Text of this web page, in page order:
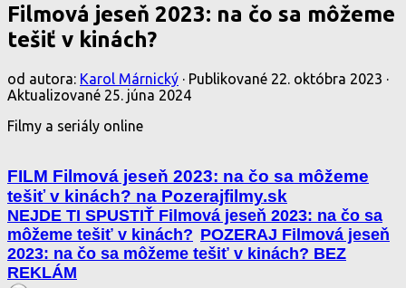
Filmová jeseň 2023: na čo sa môžeme
tešiť v kinách?
od autora: Karol Márnický · Publikované 22. októbra 2023 ·
Aktualizované 25. júna 2024
Filmy a seriály online
FILM Filmová jeseň 2023: na čo sa môžeme
tešiť v kinách? na Pozerajfilmy.sk
NEJDE TI SPUSTIŤ Filmová jeseň 2023: na čo sa
môžeme tešiť v kinách? POZERAJ Filmová jeseň
2023: na čo sa môžeme tešiť v kinách? BEZ
REKLÁM